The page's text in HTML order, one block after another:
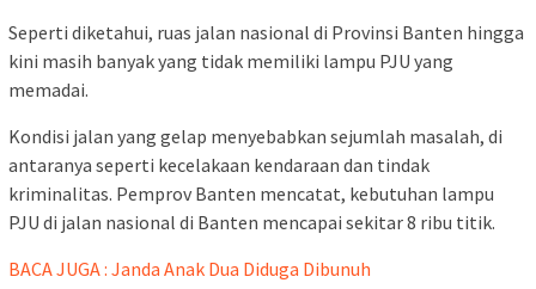
Seperti diketahui, ruas jalan nasional di Provinsi Banten hingga
kini masih banyak yang tidak memiliki lampu PJU yang
memadai.
Kondisi jalan yang gelap menyebabkan sejumlah masalah, di
antaranya seperti kecelakaan kendaraan dan tindak
kriminalitas. Pemprov Banten mencatat, kebutuhan lampu
PJU di jalan nasional di Banten mencapai sekitar 8 ribu titik.
BACA JUGA : Janda Anak Dua Diduga Dibunuh